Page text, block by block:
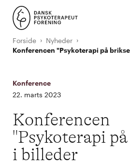
Forside
Nyheder
Konferencen "Psykoterapi på
Konference
22. marts 2023
Konferencen
"Psykoterapi
i billeder